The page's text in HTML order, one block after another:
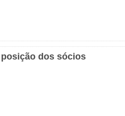
dos sócios